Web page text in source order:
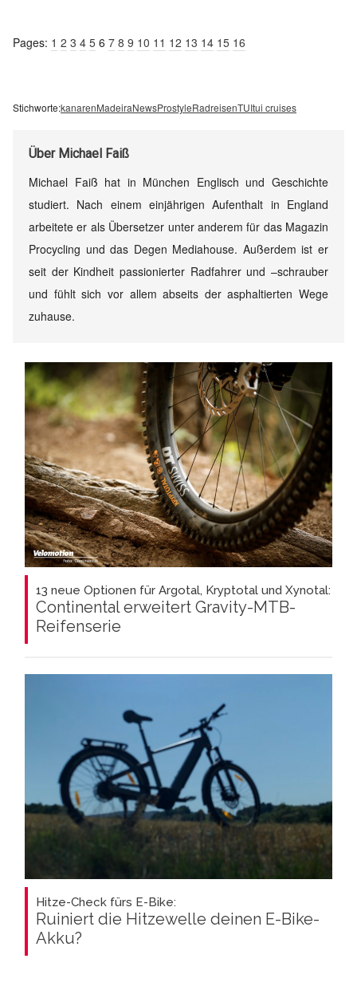
Pages: 1 2 3 4 5 6 7 8 9 10 11 12 13 14 15 16
Stichworte:kanarenMadeiraNewsProstyleRadreisenTUItui cruises
Über Michael Faiß
Michael Faiß hat in München Englisch und Geschichte
studiert. Nach einem einjährigen Aufenthalt in England
arbeitete er als Übersetzer unter anderem für das Magazin
Procycling und das Degen Mediahouse. Außerdem ist er
seit der Kindheit passionierter Radfahrer und –schrauber
und fühlt sich vor allem abseits der asphaltierten Wege
zuhause.
13 neue Optionen für Argotal, Kryptotal und Xynotal:
Continental erweitert Gravity-MTB-
Reifenserie
Hitze-Check fürs E-Bike:
Ruiniert die Hitzewelle deinen E-Bike-
Akku?